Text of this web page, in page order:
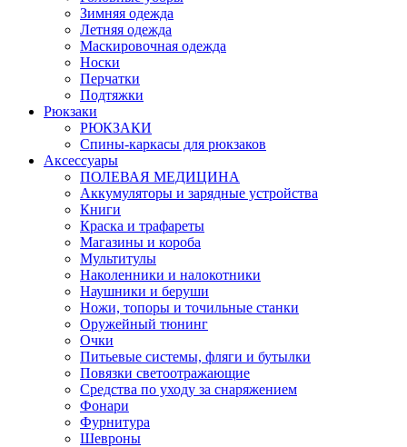
Зимняя одежда
Летняя одежда
Маскировочная одежда
Носки
Перчатки
Подтяжки
Рюкзаки
РЮКЗАКИ
Спины-каркасы для рюкзаков
Аксессуары
ПОЛЕВАЯ МЕДИЦИНА
Аккумуляторы и зарядные устройства
Книги
Краска и трафареты
Магазины и короба
Мультитулы
Наколенники и налокотники
Наушники и беруши
Ножи, топоры и точильные станки
Оружейный тюнинг
Очки
Питьевые системы, фляги и бутылки
Повязки светоотражающие
Средства по уходу за снаряжением
Фонари
Фурнитура
Шевроны